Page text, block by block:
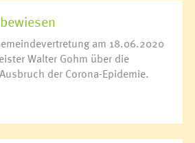
am 18.06.2020
Walter Gohm über die
der Corona-Epidemie.